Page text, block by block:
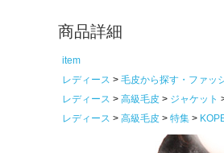
商品詳細
item
レディース
毛皮から探す・ファッ
レディース
高級毛皮 ジャケット
レディース
高級毛皮 特集